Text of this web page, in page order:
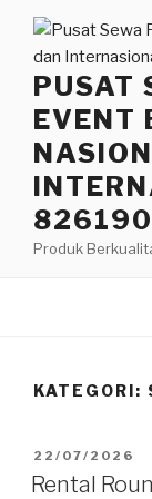
Lompat
konten
PUSAT
EVENT
Produk
KATEGORI:
DIPOSKAN
PADA
22/07/2026
Rental